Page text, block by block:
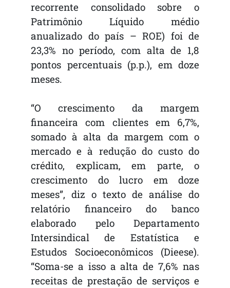
recorrente consolidado sobre o
Patrimônio Líquido médio
anualizado do país – ROE) foi de
23,3% no período, com alta de 1,8
pontos percentuais (p.p.), em doze
meses.
“O crescimento da margem
financeira com clientes em 6,7%,
somado à alta da margem com o
mercado e à redução do custo do
crédito, explicam, em parte, o
crescimento do lucro em doze
meses”, diz o texto de análise do
relatório financeiro do banco
elaborado pelo Departamento
Intersindical de Estatística e
Estudos Socioeconômicos (Dieese).
“Soma-se a isso a alta de 7,6% nas
receitas de prestação de serviços e